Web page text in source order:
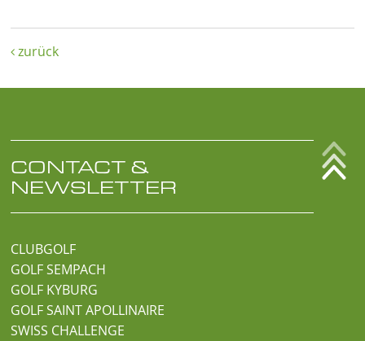
 zurück
CONTACT &
NEWSLETTER
CLUBGOLF
GOLF SEMPACH
GOLF KYBURG
GOLF SAINT APOLLINAIRE
SWISS CHALLENGE